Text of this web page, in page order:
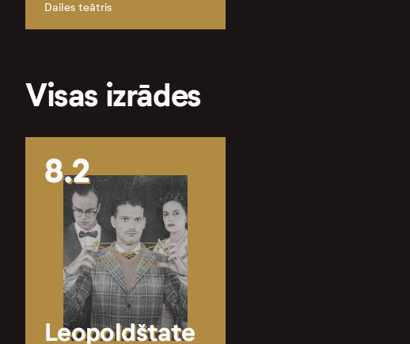
Dailes teātris
Visas izrādes
8.2
Leopoldštate